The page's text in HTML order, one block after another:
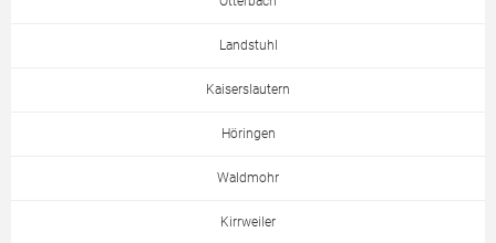
Landstuhl
Kaiserslautern
Höringen
Waldmohr
Kirrweiler